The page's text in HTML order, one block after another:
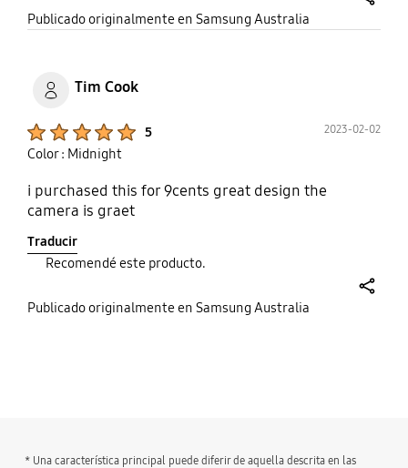
Publicado originalmente en Samsung Australia
Tim Cook
5 2023-02-02
Color : Midnight
i purchased this for 9cents great design the
camera is graet
Traducir
Recomendé este producto.
Publicado originalmente en Samsung Australia
* Una característica principal puede diferir de aquella descrita en las